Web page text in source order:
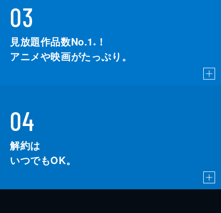
03
見放題作品数No.1 ※
！
アニメや映画がたっぷり。
04
解約は
いつでもOK。